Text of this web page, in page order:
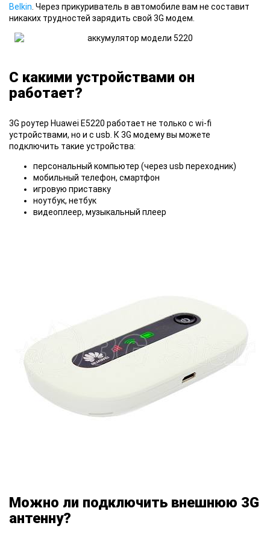
Belkin . Через прикуриватель в автомобиле вам не составит
никаких трудностей зарядить свой 3G модем.
С какими устройствами он
работает?
3G роутер Huawei E5220 работает не только с wi-fi
устройствами, но и с usb. К 3G модему вы можете
подключить такие устройства:
персональный компьютер (через usb переходник)
мобильный телефон, смартфон
игровую приставку
ноутбук, нетбук
видеоплеер, музыкальный плеер
Можно ли подключить внешнюю 3G
антенну?